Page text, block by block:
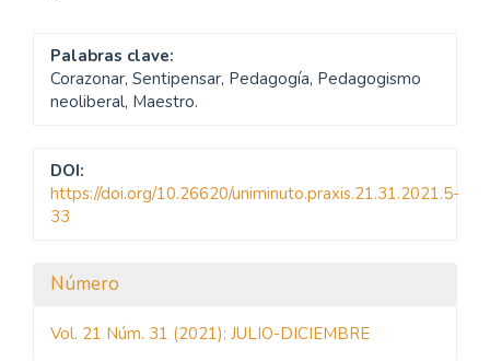
Palabras clave:
Corazonar, Sentipensar, Pedagogía, Pedagogismo
neoliberal, Maestro.
DOI:
https://doi.org/10.26620/uniminuto.praxis.21.31.2021.5-
33
Detalles
del
Número
Vol. 21 Núm. 31 (2021): JULIO-DICIEMBRE